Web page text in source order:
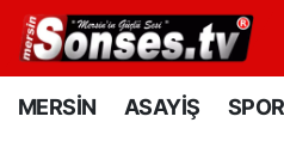
MERSİN ASAYİŞ SPOR
MERSİN
Mersin Nöbetçi